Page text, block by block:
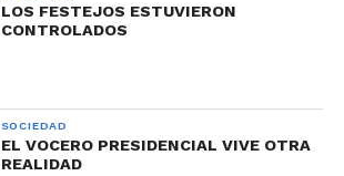
LOS FESTEJOS ESTUVIERON
CONTROLADOS
SOCIEDAD
EL VOCERO PRESIDENCIAL VIVE OTRA
REALIDAD